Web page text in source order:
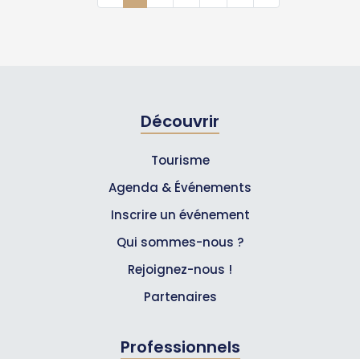
Découvrir
Tourisme
Agenda & Événements
Inscrire un événement
Qui sommes-nous ?
Rejoignez-nous !
Partenaires
Professionnels